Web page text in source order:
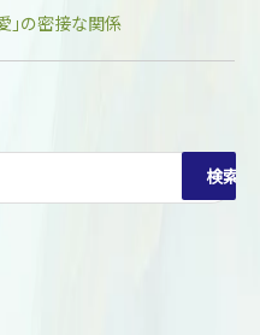
｣の密接な関係